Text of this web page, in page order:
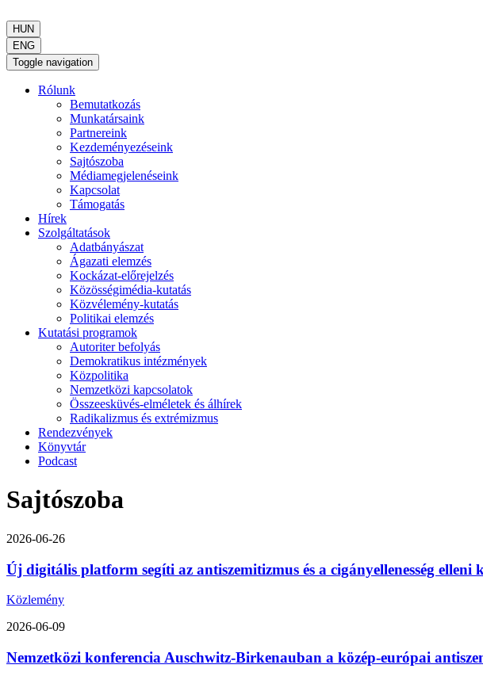
HUN
ENG
Toggle navigation
Rólunk
Bemutatkozás
Munkatársaink
Partnereink
Kezdeményezéseink
Sajtószoba
Médiamegjelenéseink
Kapcsolat
Támogatás
Hírek
Szolgáltatások
Adatbányászat
Ágazati elemzés
Kockázat-előrejelzés
Közösségimédia-kutatás
Közvélemény-kutatás
Politikai elemzés
Kutatási programok
Autoriter befolyás
Demokratikus intézmények
Közpolitika
Nemzetközi kapcsolatok
Összeesküvés-elméletek és álhírek
Radikalizmus és extrémizmus
Rendezvények
Könyvtár
Podcast
Sajtószoba
2026-06-26
Új digitális platform segíti az antiszemitizmus és a cigányellenesség elleni
Közlemény
2026-06-09
Nemzetközi konferencia Auschwitz-Birkenauban a közép-európai